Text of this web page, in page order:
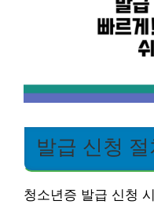
발급 신청 절
청소년증 발급 신청